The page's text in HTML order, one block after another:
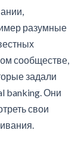
разумные
сообществе,
задали
banking. Они
свои